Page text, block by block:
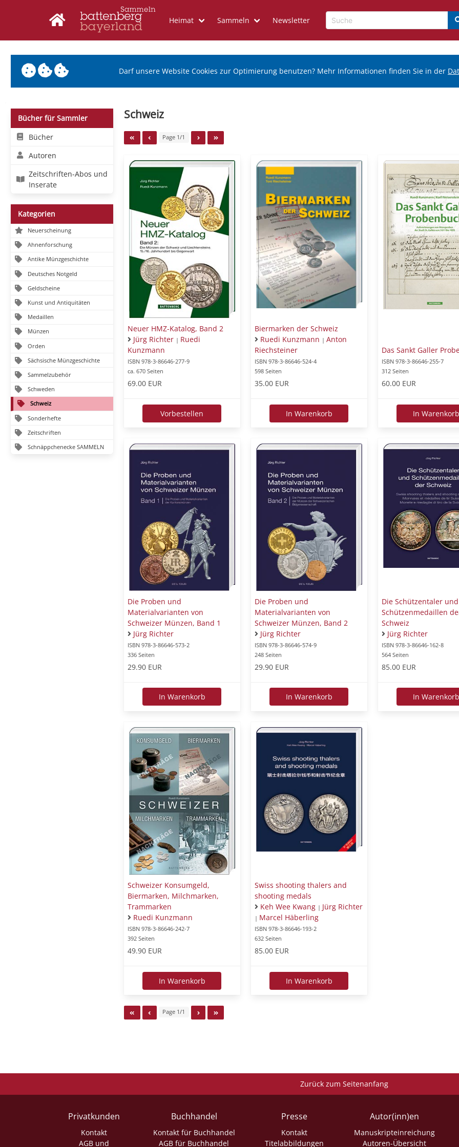
Heimat Sammeln Newsletter
Darf unsere Website Cookies zur Optimierung benutzen? Mehr Informationen finden Sie in der
Bücher für Sammler
Bücher
Autoren
Zeitschriften-Abos und
Inserate
Kategorien
Neuerscheinung
Ahnenforschung
Antike Münzgeschichte
Deutsches Notgeld
Geldscheine
Kunst und Antiquitäten
Medaillen
Münzen
Orden
Sächsische Münzgeschichte
Sammelzubehör
Schweden
Schweiz
Sonderhefte
Zeitschriften
Schnäppchenecke SAMMELN
Schweiz
Page 1/1
Neuer HMZ-Katalog, Band 2
Jürg Richter | Ruedi
Kunzmann
ISBN 978-3-86646-277-9
ca. 670 Seiten
69.00 EUR
Vorbestellen
Biermarken der Schweiz
Ruedi Kunzmann | Anton
Riechsteiner
ISBN 978-3-86646-524-4
598 Seiten
35.00 EUR
In Warenkorb
Das Sankt Galler
ISBN 978-3-86646-255-7
312 Seiten
60.00 EUR
In Warenkorb
Die Proben und
Materialvarianten von
Schweizer Münzen, Band 1
Jürg Richter
ISBN 978-3-86646-573-2
336 Seiten
29.90 EUR
In Warenkorb
Die Proben und
Materialvarianten von
Schweizer Münzen, Band 2
Jürg Richter
ISBN 978-3-86646-574-9
248 Seiten
29.90 EUR
In Warenkorb
Die Schützentaler und
Schützenmedaillen
Schweiz
Jürg Richter
ISBN 978-3-86646-162-8
564 Seiten
85.00 EUR
In Warenkorb
Schweizer Konsumgeld,
Biermarken, Milchmarken,
Trammarken
Ruedi Kunzmann
ISBN 978-3-86646-242-7
392 Seiten
49.90 EUR
In Warenkorb
Swiss shooting thalers and
shooting medals
Keh Wee Kwang | Jürg Richter
| Marcel Häberling
ISBN 978-3-86646-193-2
632 Seiten
85.00 EUR
In Warenkorb
Page 1/1
Zurück zum Seitenanfang
Privatkunden
Kontakt
AGB und
Buchhandel
Kontakt für Buchhandel
AGB für Buchhandel
Presse
Kontakt
Titelabbildungen
Autor(inn)en
Manuskripteinreichung
Autoren-Übersicht